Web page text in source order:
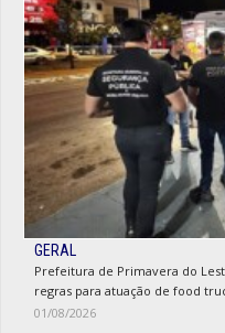
GERAL
Prefeitura de Primavera do
regras para atuação de food
01/08/2026